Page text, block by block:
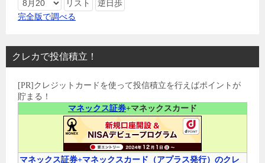
完全版で調べる
クレカで投信積立！
[PR]クレジットカードを使って投信積立を行えばポイントが
貯まる！
マネックス証券+マネックスカード
マネックス証券+マネックスカード（アプラス発行）のクレ